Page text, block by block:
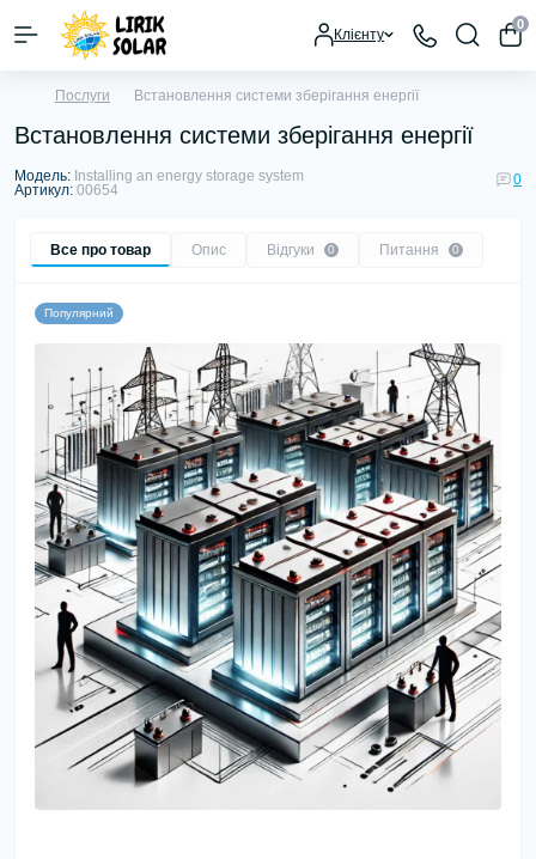
Клієнту
0
Послуги Встановлення системи зберігання енергії
Встановлення системи зберігання енергії
Модель: Installing an energy storage system
Артикул: 00654
0
Все про товар Опис Відгуки 0 Питання 0
Популярний